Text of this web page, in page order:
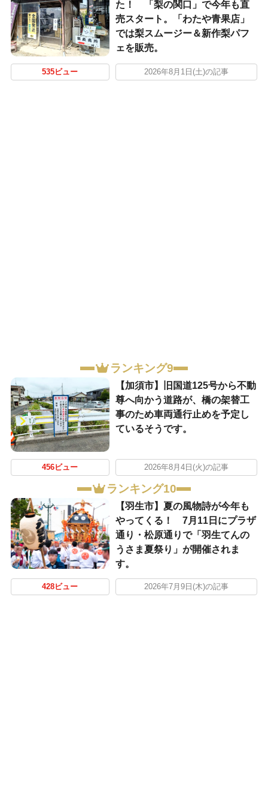
た！ 「梨の関口」で今年も直
売スタート。「わたや青果店」
では梨スムージー＆新作梨パフ
ェを販売。
535ビュー 2026年8月1日(土)の記事
ランキング9
【加須市】旧国道125号から不動
尊へ向かう道路が、橋の架替工
事のため車両通行止めを予定し
ているそうです。
456ビュー 2026年8月4日(火)の記事
ランキング10
【羽生市】夏の風物詩が今年も
やってくる！ 7月11日にプラザ
通り・松原通りで「羽生てんの
うさま夏祭り」が開催されま
す。
428ビュー 2026年7月9日(木)の記事